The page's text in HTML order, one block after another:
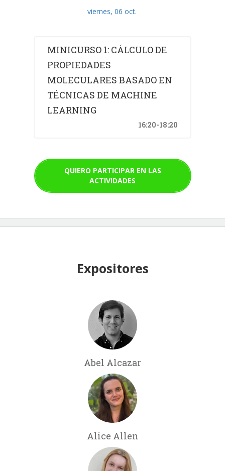
viernes, 06 oct.
MINICURSO 1: CÁLCULO DE
PROPIEDADES
MOLECULARES BASADO EN
TÉCNICAS DE MACHINE
LEARNING
16:20-18:20
QUIERO PARTICIPAR EN LAS
ACTIVIDADES
Expositores
Abel Alcazar
Alice Allen